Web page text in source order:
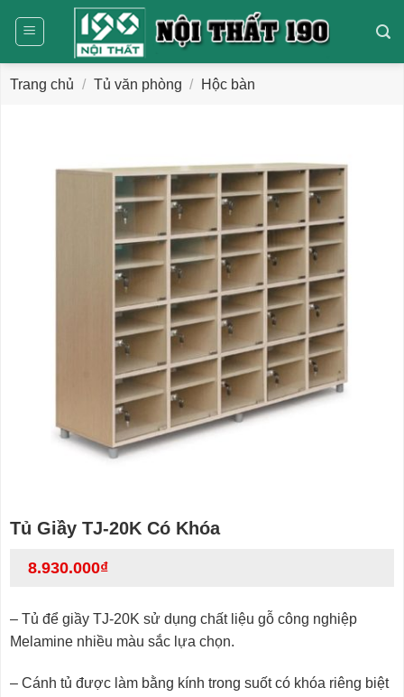
dung
Trang chủ / Tủ văn phòng / Hộc bàn
Tủ Giầy TJ-20K Có Khóa
8.930.000₫
– Tủ để giầy TJ-20K sử dụng chất liệu gỗ công nghiệp
Melamine nhiều màu sắc lựa chọn.
– Cánh tủ được làm bằng kính trong suốt có khóa riêng biệt